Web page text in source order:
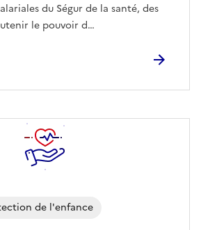
du Ségur de la santé, des
le pouvoir d…
de l'enfance